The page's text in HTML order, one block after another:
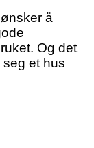
å
Og det
et hus